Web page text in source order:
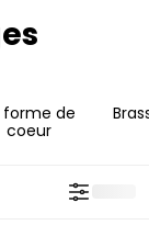
forme de
coeur